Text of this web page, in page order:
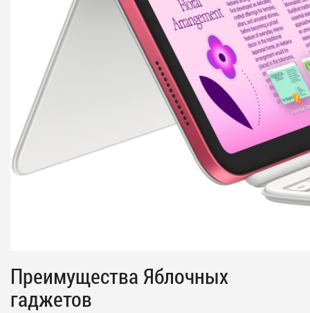
Преимущества Яблочных
гаджетов